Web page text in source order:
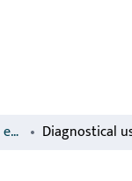
Metsäntutkimuslaitoksen erillisjulkaisut